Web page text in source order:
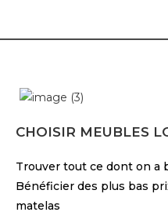
CHOISIR MEUBLES
Trouver tout ce dont on a
Bénéficier des plus bas
matelas